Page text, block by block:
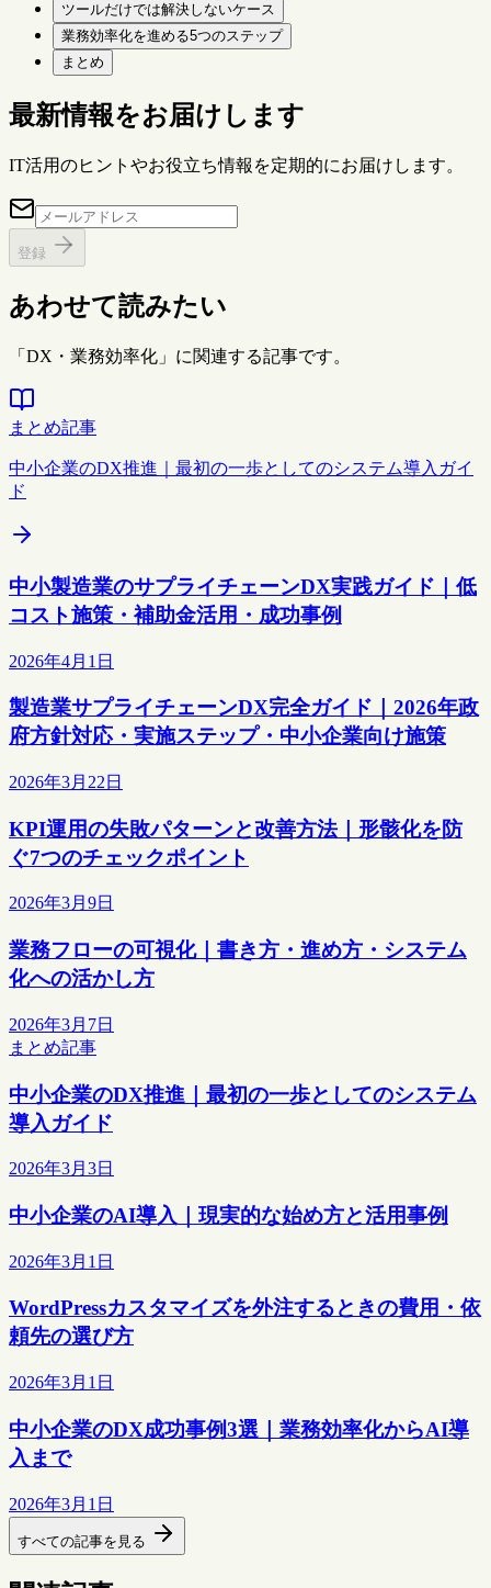
ツールだけでは解決しないケース
業務効率化を進める5つのステップ
まとめ
最新情報をお届けします
IT活用のヒントやお役立ち情報を定期的にお届けします。
登録
あわせて読みたい
「DX・業務効率化」に関連する記事です。
まとめ記事
中小企業のDX推進｜最初の一歩としてのシステム導入ガイ
ド
中小製造業のサプライチェーンDX実践ガイド｜低
コスト施策・補助金活用・成功事例
2026年4月1日
製造業サプライチェーンDX完全ガイド｜2026年政
府方針対応・実施ステップ・中小企業向け施策
2026年3月22日
KPI運用の失敗パターンと改善方法｜形骸化を防
ぐ7つのチェックポイント
2026年3月9日
業務フローの可視化｜書き方・進め方・システム
化への活かし方
2026年3月7日
まとめ記事
中小企業のDX推進｜最初の一歩としてのシステム
導入ガイド
2026年3月3日
中小企業のAI導入｜現実的な始め方と活用事例
2026年3月1日
WordPressカスタマイズを外注するときの費用・依
頼先の選び方
2026年3月1日
中小企業のDX成功事例3選｜業務効率化からAI導
入まで
2026年3月1日
すべての記事を見る